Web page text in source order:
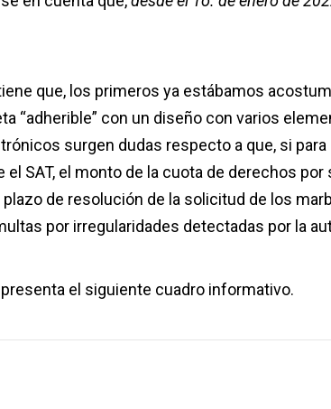
que, los primeros ya estábamos
“adherible” con un diseño con varios
surgen dudas respecto a que, si para
SAT, el monto de la cuota de derechos
plazo de resolución de la solicitud de los
por irregularidades detectadas por la
el siguiente cuadro informativo.